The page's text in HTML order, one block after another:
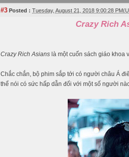
#3 Posted : Tuesday, August 21, 2018 9:00:28
Crazy Rich
Crazy Rich Asians là một cuốn sách giáo khoa
Chắc chắn, bộ phim sắp tới có người châu Á
thể nói có sức hấp dẫn đối với một số người